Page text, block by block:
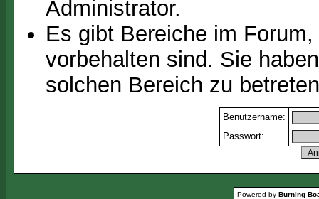
Administrator.
Es gibt Bereiche im
vorbehalten sind. Sie
solchen Bereich zu
Benutzername:
Passwort:
Powered by Burning